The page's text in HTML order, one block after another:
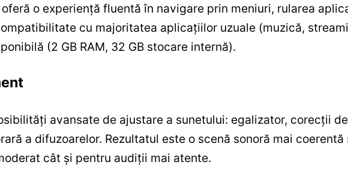
o experiență fluentă în navigare prin meniuri, rularea
cu majoritatea aplicațiilor uzuale (muzică,
(2 GB RAM, 32 GB stocare internă).
avansate de ajustare a sunetului: egalizator, corecții
a difuzoarelor. Rezultatul este o scenă sonoră mai
cât și pentru audiții mai atente.